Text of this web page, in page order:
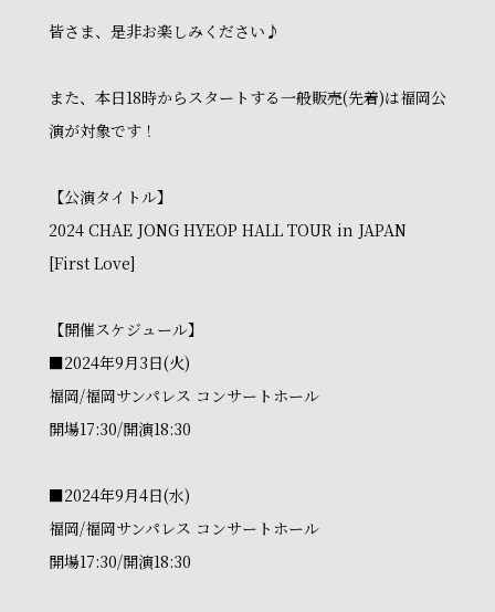
皆さま、是非お楽しみください♪
また、本日18時からスタートする一般販売(先着)は福岡公
演が対象です！
【公演タイトル】
2024 CHAE JONG HYEOP HALL TOUR in JAPAN
[First Love]
【開催スケジュール】
■2024年9月3日(火)
福岡/福岡サンパレス コンサートホール
開場17:30/開演18:30
■2024年9月4日(水)
福岡/福岡サンパレス コンサートホール
開場17:30/開演18:30